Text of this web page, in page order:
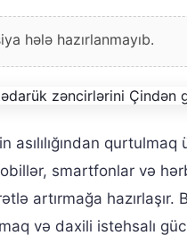
hələ hazırlanmayıb.
asılılığından qurtulmaq
smartfonlar və
artırmağa
və daxili istehsalı